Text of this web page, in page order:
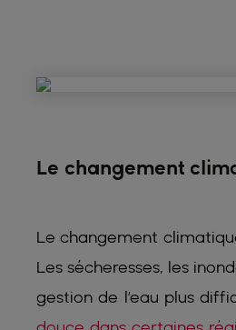
Le changement
Le changement
Les sécheresses, les
gestion de l’eau plus